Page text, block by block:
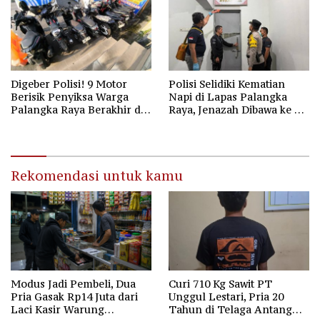
Digeber Polisi! 9 Motor
Berisik Penyiksa Warga
Palangka Raya Berakhir di
Polisi Selidiki Kematian
Napi di Lapas Palangka
Raya, Jenazah Dibawa ke RS
Rekomendasi untuk kamu
Modus Jadi Pembeli, Dua
Pria Gasak Rp14 Juta dari
Laci Kasir Warung
Curi 710 Kg Sawit PT
Unggul Lestari, Pria 20
Tahun di Telaga Antang